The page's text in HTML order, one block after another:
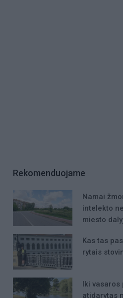
Rekomenduojame
Namai
intelekto
miesto
Kas tas
rytais
Iki vasaros
atidarytas